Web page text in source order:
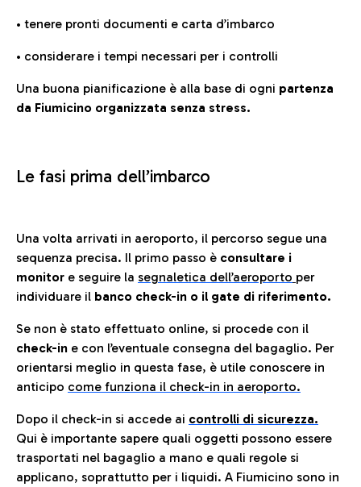
• tenere pronti documenti e carta d’imbarco
• considerare i tempi necessari per i controlli
Una buona pianificazione è alla base di ogni partenza
da Fiumicino organizzata senza stress.
Le fasi prima dell’imbarco
Una volta arrivati in aeroporto, il percorso segue una
sequenza precisa. Il primo passo è consultare i
monitor e seguire la segnaletica dell’aeroporto per
individuare il banco check-in o il gate di riferimento.
Se non è stato effettuato online, si procede con il
check-in e con l’eventuale consegna del bagaglio. Per
orientarsi meglio in questa fase, è utile conoscere in
anticipo come funziona il check-in in aeroporto.
Dopo il check-in si accede ai controlli di sicurezza.
Qui è importante sapere quali oggetti possono essere
trasportati nel bagaglio a mano e quali regole si
applicano, soprattutto per i liquidi. A Fiumicino sono in